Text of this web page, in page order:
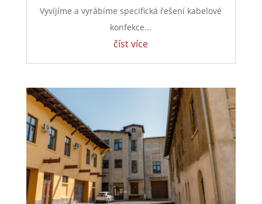
Vyvíjíme a vyrábíme specifická řešení kabelové
konfekce...
číst více